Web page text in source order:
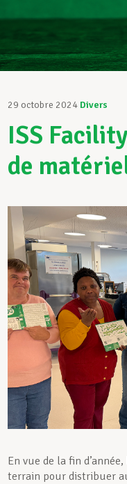
29 octobre 2024 Divers
ISS
de
En vue de la fin
terrain pour distribuer